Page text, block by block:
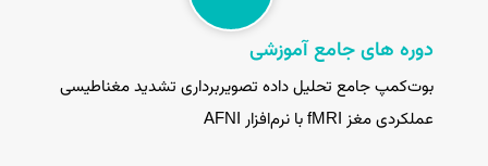
دوره های جامع آموزشی
بوت‌کمپ جامع تحلیل داده تصویربرداری تشدید مغناطیسی
عملکردی مغز fMRI با نرم‌افزار AFNI